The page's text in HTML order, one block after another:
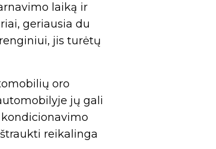
laiką ir
geriausia du
jis turėtų
oro
jų gali
reikalinga